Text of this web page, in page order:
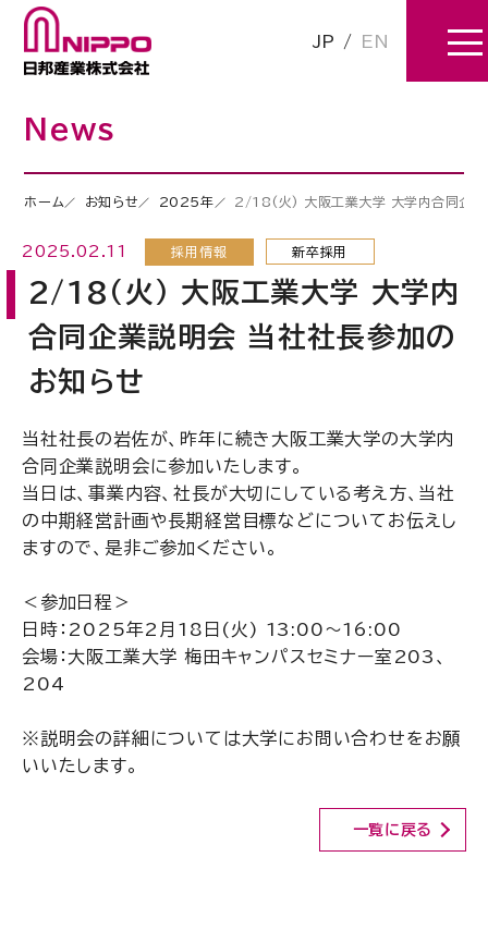
JP / EN
News
ホーム お知らせ 2025年 2/18(火) 大阪工業大学 大学内合同企業
2025.02.11 採用情報 新卒採用
2/18(火) 大阪工業大学 大学内
合同企業説明会 当社社長参加の
お知らせ
当社社長の岩佐が、昨年に続き大阪工業大学の大学内
合同企業説明会に参加いたします。
当日は、事業内容、社長が大切にしている考え方、当社
の中期経営計画や長期経営目標などについてお伝えし
ますので、是非ご参加ください。
＜参加日程＞
日時：2025年2月18日(火) 13:00～16:00
会場：大阪工業大学 梅田キャンパスセミナー室203、
204
※説明会の詳細については大学にお問い合わせをお願
いいたします。
一覧に戻る